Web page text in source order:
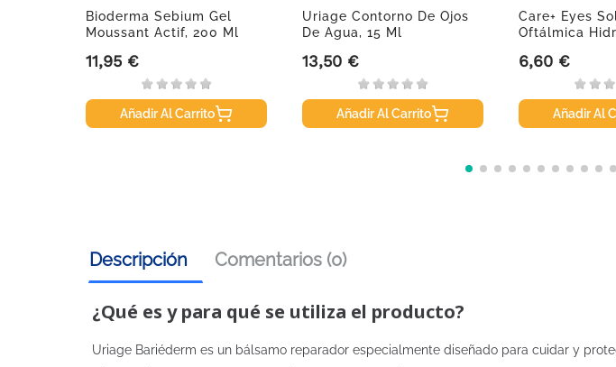
Bioderma Sebium Gel
Moussant Actif, 200 Ml
Precio
11,95 €
Añadir Al Carrito
Uriage Contorno De Ojos
De Agua, 15 Ml
Precio
13,50 €
Añadir Al Carrito
Care+ Eyes
Oftálmica
Precio
6,60 €
Añadir Al
Descripción Comentarios (0)
¿Qué es y para qué se utiliza el producto?
Uriage Bariéderm es un bálsamo reparador especialmente diseñado para cuidar y